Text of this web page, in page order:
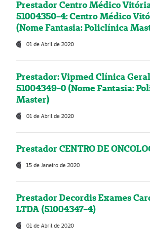
Prestador Centro Médico
51004350-4: Centro Médico
(Nome Fantasia: Policlínica
01 de Abril de 2020
Prestador: Vipmed Clínica
51004349-0 (Nome Fantasia:
Master)
01 de Abril de 2020
Prestador CENTRO DE
15 de Janeiro de 2020
Prestador Decordis Exames
LTDA (51004347-4)
01 de Abril de 2020